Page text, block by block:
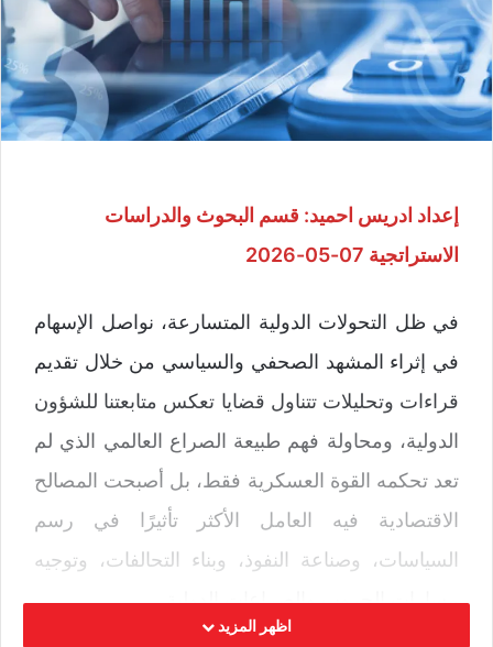
إعداد ادريس احميد: قسم البحوث والدراسات
الاستراتجية 07-05-2026
في ظل التحولات الدولية المتسارعة، نواصل الإسهام
في إثراء المشهد الصحفي والسياسي من خلال تقديم
قراءات وتحليلات تتناول قضايا تعكس متابعتنا للشؤون
الدولية، ومحاولة فهم طبيعة الصراع العالمي الذي لم
تعد تحكمه القوة العسكرية فقط، بل أصبحت المصالح
الاقتصادية فيه العامل الأكثر تأثيرًا في رسم
السياسات، وصناعة النفوذ، وبناء التحالفات، وتوجيه
مسارات الحروب والصراعات الدولية.
اظهر المزيد